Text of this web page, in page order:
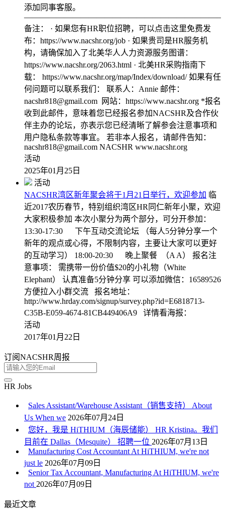
添加同事客服。
备注： · 如果您有HR职位招聘，可以点击这里免费发
布：https://www.nacshr.org/job · 如果贵司是HR服务机
构，请确保加入了北美华人人力资源服务图谱：
https://www.nacshr.org/2063.html · 北美HR采购指南下
载： https://www.nacshr.org/map/Index/download/ 如果有任
何问题可以联系我们： 联系人：Annie 邮件：
nacshr818@gmail.com 网站：https://www.nacshr.org *报名
收到此邮件，意味着您已经报名参加NACSHR及合作伙
伴主办的论坛，亦表示您已经清晰了解参会注意事项和
用户隐私条款等事宜。 若非本人报名，请邮件告知：
nacshr818@gmail.com NACSHR www.nacshr.org
活动
2025年01月25日
活动
NACSHR湾区新年聚会将于1月21日举行，欢迎参加
临
近2017农历春节，特别组织湾区HR同仁新年小聚，欢迎
大家积极参加 本次小聚分为两个部分，可分开参加：
13:30-17:30 下午互动交流论坛 （每人5分钟分享一个
新年的观点或心得，不限制内容，主要让大家可以更好
的互动学习） 18:00-20:30 晚上聚餐 （A A） 报名注
意事项： 需携带一份价值$20的小礼物（White
Elephant） 认真准备5分钟分享 可以添加微信：16589526
方便拉入小群交流 报名地址：
http://www.hrday.com/signup/survey.php?id=E6818713-
C35B-E059-4674-81CB449406A9 详情看海报：
活动
2017年01月22日
订阅NACSHR周报
HR Jobs
Sales Assistant/Warehouse Assistant（销售支持） About
Us When we 2026年07月24日
您好，我是 HiTHIUM（海辰储能） HR Kristina。我们
目前在 Dallas（Mesquite） 招聘一位 2026年07月13日
Manufacturing Cost Accountant At HiTHIUM, we're not
just le 2026年07月09日
Senior Tax Accountant, Manufacturing At HiTHIUM, we're
not 2026年07月09日
最近文章